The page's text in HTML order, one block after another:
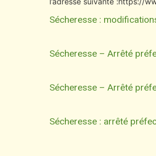
Sécheresse :
Sécheresse – Arrêté
Sécheresse – Arrêté
Sécheresse : arrêté